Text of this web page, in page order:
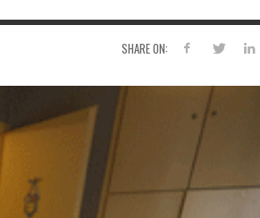
SHARE ON: